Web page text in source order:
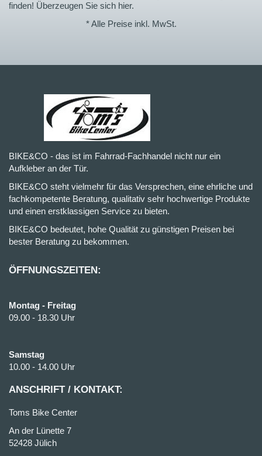
finden! Überzeugen Sie sich hier.
* Alle Preise inkl. MwSt.
BIKE&CO - das ist im Fahrrad-Fachhandel nicht nur ein
Aufkleber an der Tür.
BIKE&CO steht vielmehr für das Versprechen, eine ehrliche und
fachkompetente Beratung, qualitativ sehr hochwertige Produkte
und einen erstklassigen Service zu bieten.
BIKE&CO bedeutet, hohe Qualität zu günstigen Preisen bei
bester Beratung zu bekommen.
ÖFFNUNGSZEITEN:
Montag - Freitag
09.00 - 18.30 Uhr
Samstag
10.00 - 14.00 Uhr
ANSCHRIFT / KONTAKT:
Toms Bike Center
An der Lünette 7
52428 Jülich